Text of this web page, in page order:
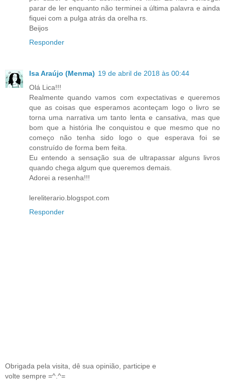
parar de ler enquanto não terminei a última palavra e ainda
fiquei com a pulga atrás da orelha rs.
Beijos
Responder
Isa Araújo (Menma) 19 de abril de 2018 às 00:44
Olá Lica!!!
Realmente quando vamos com expectativas e queremos
que as coisas que esperamos aconteçam logo o livro se
torna uma narrativa um tanto lenta e cansativa, mas que
bom que a história lhe conquistou e que mesmo que no
começo não tenha sido logo o que esperava foi se
construído de forma bem feita.
Eu entendo a sensação sua de ultrapassar alguns livros
quando chega algum que queremos demais.
Adorei a resenha!!!
lereliterario.blogspot.com
Responder
Obrigada pela visita, dê sua opinião, participe e
volte sempre =^.^=